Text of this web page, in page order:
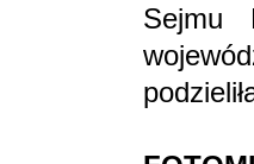
Sejmu